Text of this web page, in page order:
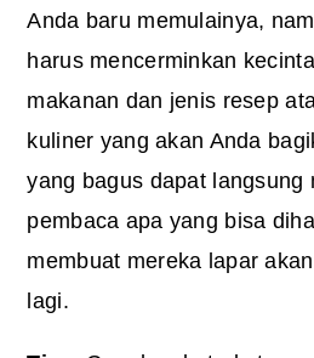
Anda baru memulainya,
harus mencerminkan
makanan dan jenis resep
kuliner yang akan Anda
yang bagus dapat langsung
pembaca apa yang bisa
membuat mereka lapar
lagi.